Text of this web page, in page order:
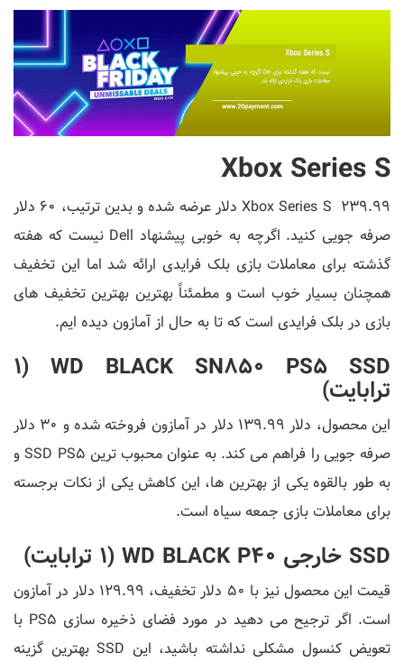
Xbox Series S
Xbox Series S 239.99 دلار عرضه شده و بدین ترتیب، 60 دلار
صرفه جویی کنید. اگرچه به خوبی پیشنهاد Dell نیست که هفته
گذشته برای معاملات بازی بلک فرایدی ارائه شد اما این تخفیف
همچنان بسیار خوب است و مطمئناً بهترین بهترین تخفیف های
بازی در بلک فرایدی است که تا به حال از آمازون دیده ایم.
WD BLACK SN850 PS5 SSD (1
ترابایت)
این محصول، دلار 139.99 دلار در آمازون فروخته شده و 30 دلار
صرفه جویی را فراهم می کند. به عنوان محبوب ترین SSD PS5 و
به طور بالقوه یکی از بهترین ها، این کاهش یکی از نکات برجسته
برای معاملات بازی جمعه سیاه است.
SSD خارجی WD BLACK P40 (1 ترابایت)
قیمت این محصول نیز با 50 دلار تخفیف، 129.99 دلار در آمازون
است. اگر ترجیح می دهید در مورد فضای ذخیره سازی PS5 با
تعویض کنسول مشکلی نداشته باشید، این SSD بهترین گزینه